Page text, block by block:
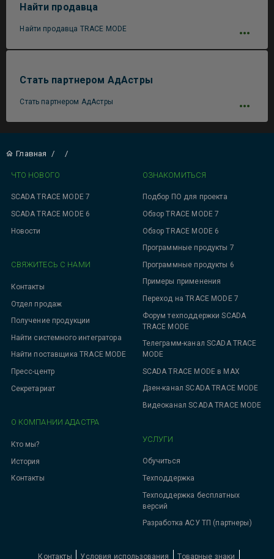
Найти продавца
Найти продавца TRACE MODE
Стать партнером АдАстры
Стать партнером АдАстры
Главная / /
ЧТО НОВОГО
SCADA TRACE MODE 7
SCADA TRACE MODE 6
Новости
ОЗНАКОМИТЬСЯ
Подбор ПО для проекта
Обзор TRACE MODE 7
Обзор TRACE MODE 6
Программные продукты 7
Программные продукты 6
Примеры применения
Переход на TRACE MODE 7
Форум техподдержки SCADA
TRACE MODE
Телеграмм-канал SCADA TRACE
MODE
SCADA TRACE MODE в MAX
Дзен-канал SCADA TRACE MODE
Видеоканал SCADA TRACE MODE
УСЛУГИ
Обучиться
Техподдержка
Техподдержка бесплатных
версий
Разработка АСУ ТП (партнеры)
СВЯЖИТЕСЬ С НАМИ
Контакты
Отдел продаж
Получение продукции
Найти системного интегратора
Найти поставщика TRACE MODE
Пресс-центр
Секретариат
О КОМПАНИИ АДАСТРА
Кто мы?
История
Контакты
Контакты Условия использования Товарные знаки